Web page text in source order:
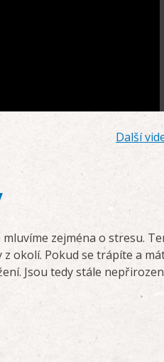
Další
zejména o stresu.
okolí. Pokud se trápíte a
Jsou tedy stále